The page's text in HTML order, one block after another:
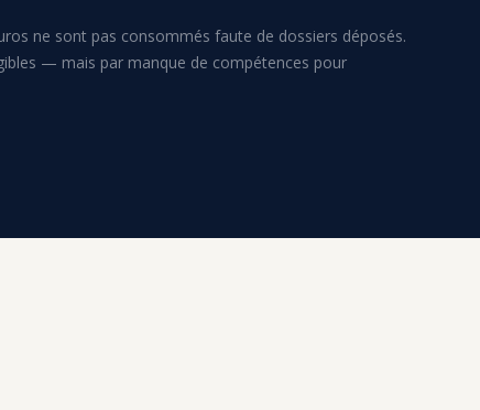
ne sont pas consommés faute de dossiers déposés.
— mais par manque de compétences pour